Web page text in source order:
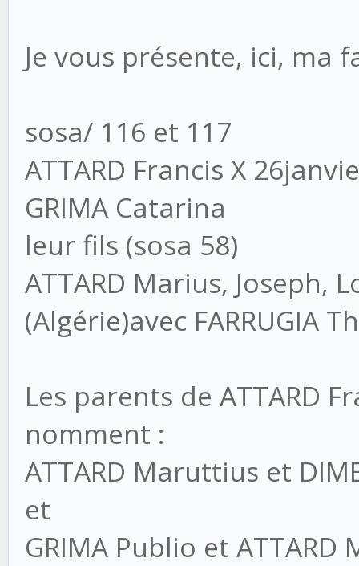
Je vous présente, ici, ma
sosa/ 116 et 117
ATTARD Francis X
GRIMA Catarina
leur fils (sosa 58)
ATTARD Marius, Joseph,
(Algérie)avec FARRUGIA
Les parents de ATTARD
nomment :
ATTARD Maruttius et
et
GRIMA Publio et ATTARD